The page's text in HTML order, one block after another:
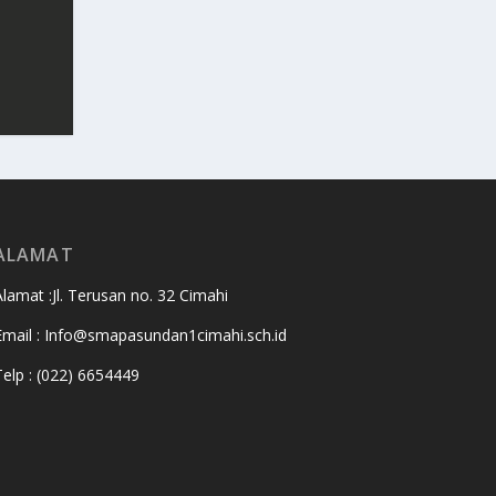
:Jl. Terusan no. 32 Cimahi
: Info@smapasundan1cimahi.sch.id
: (022) 6654449